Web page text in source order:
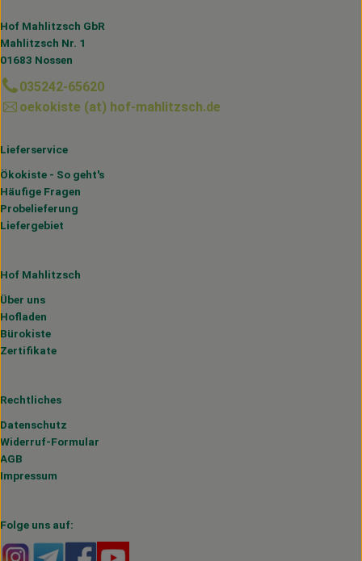
Hof Mahlitzsch GbR
Mahlitzsch Nr. 1
01683 Nossen
035242-65620
oekokiste (at) hof-mahlitzsch.de
Lieferservice
Ökokiste - So geht's
Häufige Fragen
Probelieferung
Liefergebiet
Hof Mahlitzsch
Über uns
Hofladen
Bürokiste
Zertifikate
Rechtliches
Datenschutz
Widerruf-Formular
AGB
Impressum
Folge uns auf:
Externer Link zu https://www.instagram.com/
Externer Link zu https://t.me/s/hofmahlitzsch
Externer Link zu https://www.facebook.com/